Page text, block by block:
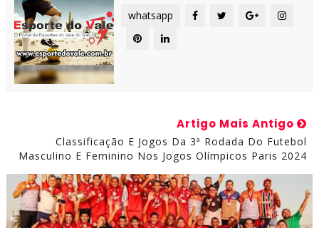
whatsapp
Artigo Mais Antigo
Classificação E Jogos Da 3ª Rodada Do Futebol
Masculino E Feminino Nos Jogos Olímpicos Paris 2024